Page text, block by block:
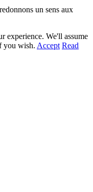
un sens aux
experience. We'll assume
you wish. Accept Read